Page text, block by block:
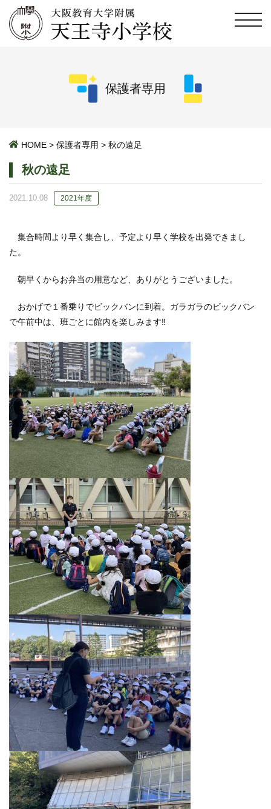
保護者専用
HOME > 保護者専用 > 秋の遠足
秋の遠足
2021.10.08 2021年度
集合時間より早く集合し、予定より早く学校を出発できまし
た。
朝早くからお弁当の用意など、ありがとうございました。
おかげで１番乗りでビックバンに到着。ガラガラのビックバン
で午前中は、班ごとに館内を楽しみます‼️